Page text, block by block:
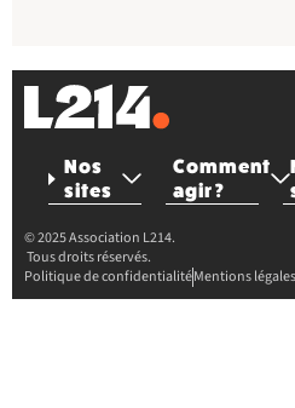
Nos
sites
Comment
agir ?
© 2025 Association L214.
Tous droits réservés.
Politique de confidentialitéMentions légales